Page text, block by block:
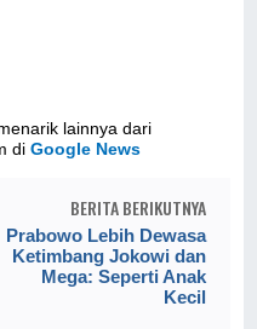
lainnya dari
diGoogle News
BERITA BERIKUTNYA
Prabowo Lebih Dewasa
Ketimbang Jokowi dan
Mega: Seperti Anak
Kecil